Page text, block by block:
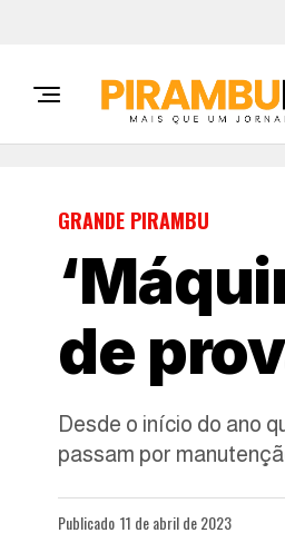
GRANDE PIRAMBU
de
Desde o início do ano
passam por
Publicado 11 de abril de 2023